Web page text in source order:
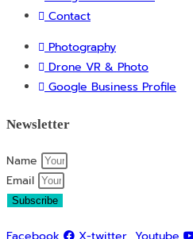
Contact
Photography
Drone VR & Photo
Google Business Profile
Newsletter
Name
Email
Subscribe